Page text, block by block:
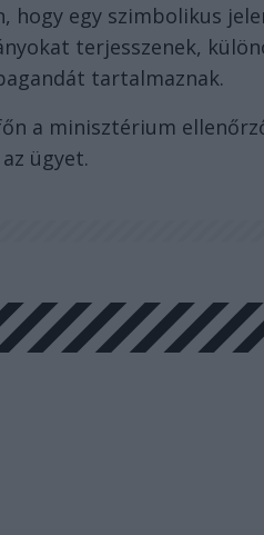
egy szimbolikus
terjesszenek,
tartalmaznak.
a minisztérium
ügyet.